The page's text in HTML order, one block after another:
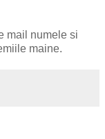
mail numele si
maine.